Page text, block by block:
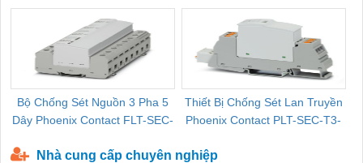
Bộ Chống Sét Nguồn 3 Pha 5
Dây Phoenix Contact FLT-SEC-
Thiết Bị Chống Sét Lan Truyền
Phoenix Contact PLT-SEC-T3-
Nhà cung cấp chuyên nghiệp